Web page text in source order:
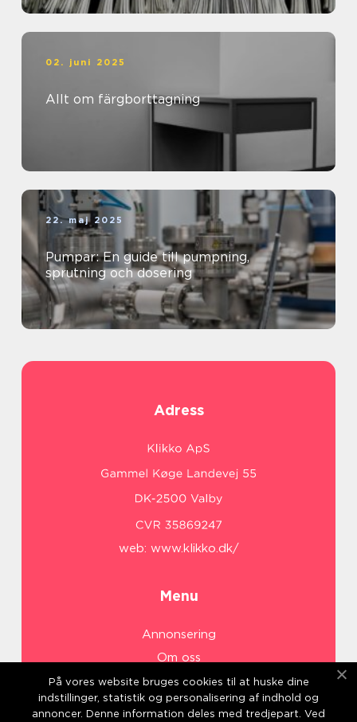
02. juni 2025
Allt om färgborttagning
22. maj 2025
Pumpar: En guide till pumpning,
sprutning och dosering
Adress
web: www.klikko.dk/
Menu
Annonsering
Om oss
Cookies
Kontakta oss
På vores website bruges cookies til at huske dine
indstillinger, statistik og personalisering af indhold og
annoncer. Denne information deles med tredjepart. Ved